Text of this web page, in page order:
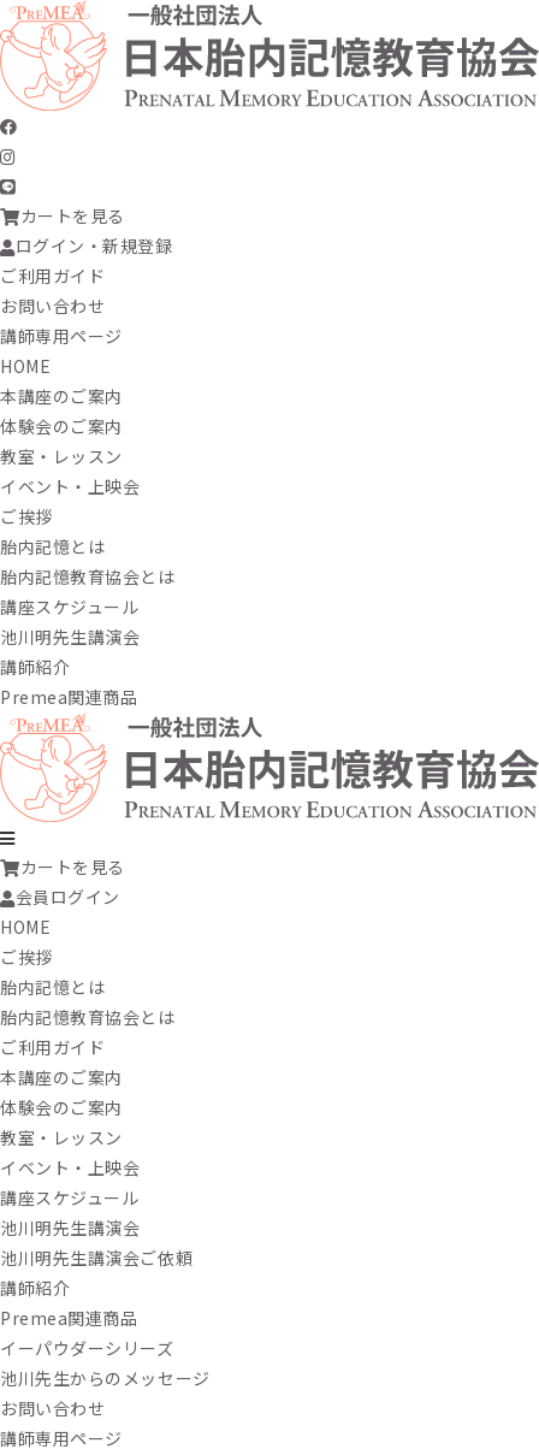
カートを見る
ログイン・新規登録
ご利用ガイド
お問い合わせ
講師専用ページ
HOME
本講座のご案内
体験会のご案内
教室・レッスン
イベント・上映会
ご挨拶
胎内記憶とは
胎内記憶教育協会とは
講座スケジュール
池川明先生講演会
講師紹介
Premea関連商品
カートを見る
会員ログイン
HOME
ご挨拶
胎内記憶とは
胎内記憶教育協会とは
ご利用ガイド
本講座のご案内
体験会のご案内
教室・レッスン
イベント・上映会
講座スケジュール
池川明先生講演会
池川明先生講演会ご依頼
講師紹介
Premea関連商品
イーパウダーシリーズ
池川先生からのメッセージ
お問い合わせ
講師専用ページ